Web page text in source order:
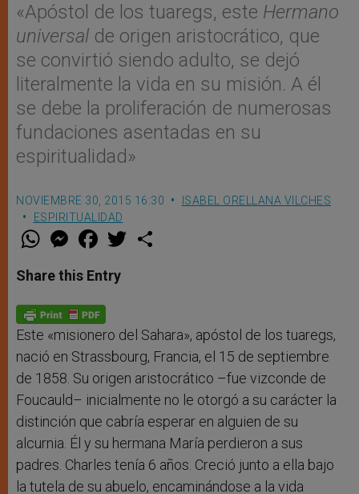
«Apóstol de los tuaregs, este Hermano
universal de origen aristocrático, que
se convirtió siendo adulto, se dejó
literalmente la vida en su misión. A él
se debe la proliferación de numerosas
fundaciones asentadas en su
espiritualidad»
NOVIEMBRE 30, 2015 16:30
ISABEL ORELLANA VILCHES
ESPIRITUALIDAD
W
t
s
p
p
M
e
s
e
g
e
r
F
a
e
b
o
k
w
Share this Entry
Este «misionero del Sahara», apóstol de los tuaregs,
nació en Strassbourg, Francia, el 15 de septiembre
de 1858. Su origen aristocrático –fue vizconde de
Foucauld– inicialmente no le otorgó a su carácter la
distinción que cabría esperar en alguien de su
alcurnia. Él y su hermana María perdieron a sus
padres. Charles tenía 6 años. Creció junto a ella bajo
la tutela de su abuelo, encaminándose a la vida